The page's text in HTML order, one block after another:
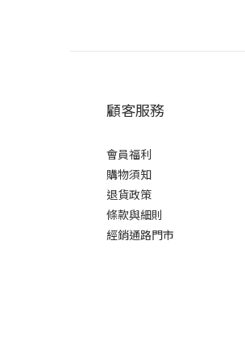
顧客服務
會員福利
購物須知
退貨政策
條款與細則
經銷通路門市